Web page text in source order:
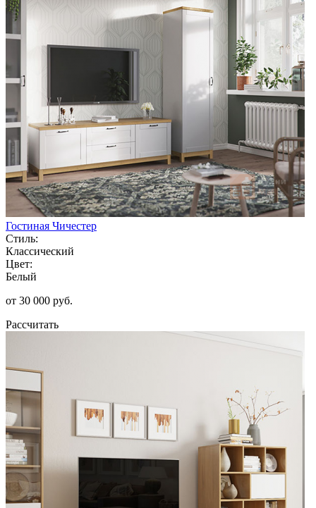
Гостиная Чичестер
Стиль:
Классический
Цвет:
Белый
от 30 000 руб.
Рассчитать